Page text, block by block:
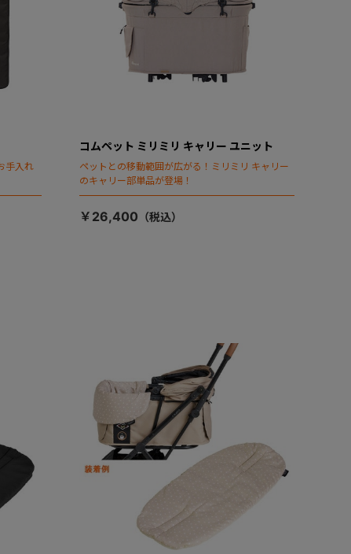
手入れ
コムペット ミリミリ キャリー ユニット
ペットとの移動範囲が広がる！ミリミリ キャリー
のキャリー部単品が登場！
￥26,400